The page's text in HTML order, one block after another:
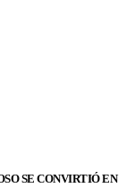
SE CONVIRTIÓ EN